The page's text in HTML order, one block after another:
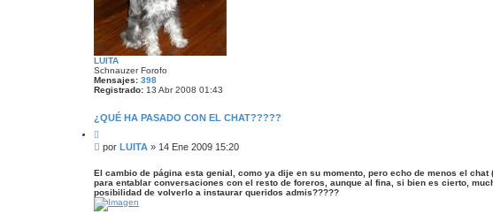
n
z
a
d
a
LUITA
Schnauzer Forofo
Mensajes: 398
Registrado: 13 Abr 2008 01:43
¿QUÉ HA PASADO CON EL CHAT?????
i
t
r
M
n
s
a
j
por LUITA » 14 Ene 2009 15:20
El cambio de página esta genial, como ya dije en su momento, pero echo de menos el
para entablar conversaciones con el resto de foreros, aunque al fina, si bien es cierto,
posibilidad de volverlo a instaurar queridos admis?????